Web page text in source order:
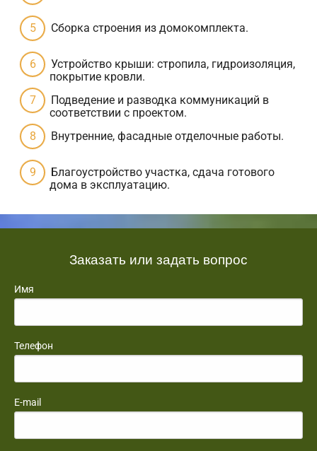
Сборка строения из домокомплекта.
Устройство крыши: стропила, гидроизоляция,
покрытие кровли.
Подведение и разводка коммуникаций в
соответствии с проектом.
Внутренние, фасадные отделочные работы.
Благоустройство участка, сдача готового
дома в эксплуатацию.
Заказать или задать вопрос
Имя
Телефон
E-mail